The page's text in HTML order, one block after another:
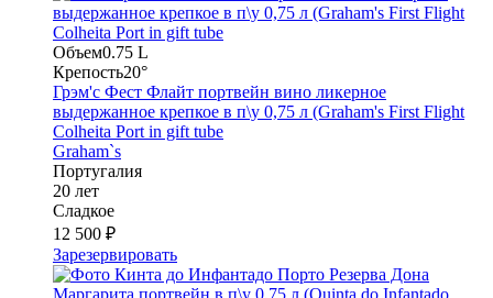
Объем0.75 L
Крепость20°
Грэм'с Фест Флайт портвейн вино ликерное
выдержанное крепкое в п\у 0,75 л (Graham's First Flight
Colheita Port in gift tube
Graham`s
Португалия
20 лет
Сладкое
12 500 ₽
Зарезервировать